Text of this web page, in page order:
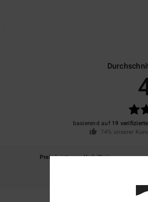
basierend auf 19
74% unserer
Preis-Leistungs-Verhältnis